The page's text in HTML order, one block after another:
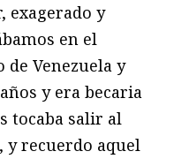
exagerado y
en el
Venezuela y
y era becaria
tocaba salir al
y recuerdo aquel